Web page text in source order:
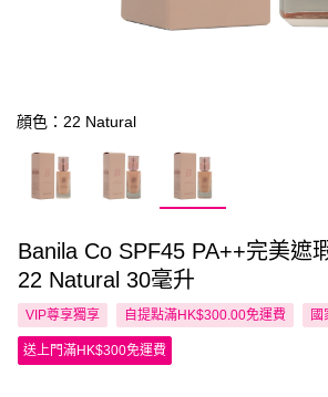
顔色：22 Natural
Banila Co SPF45 PA++完美遮
22 Natural 30毫升
VIP尊享獨享 自提點滿HK$300.00免運費 國
送上門滿HK$300免運費